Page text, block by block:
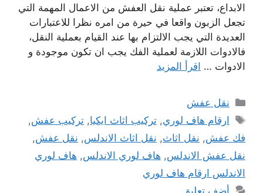
الابداع، تعتبر عملية نقل العفش من الاعمال المهمة التي
تجعل الزبون واقعا في حيرة من امره نظرا للاعتبارات
العديدة التي يجب الالتزام بها عند القيام بعملية النقل،
فالادوات اللازمة لعملية الفك يجب ان تكون موجودة و
الادوات … اقرأ المزيد
التصنيفات
نقل عفش
الوسوم
ارقام هاف لوري,تركيب اثاث ايكيا,تركيب عفش,
فك عفش, نقل اثاث, نقل اثاث الاندلس, نقل عفش,
نقل عفش الاندلس, هاف لوري الاندلس, هاف لوري
الاندلس ارقام هاف لوري